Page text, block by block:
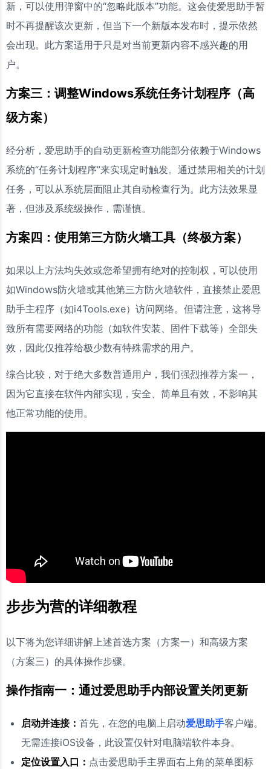
新，可以使用弹窗中的“忽略此版本”功能。这会使爱思助手暂
时不再提醒该次更新，但当下一个新版本发布时，提示依然
会出现。此方案适用于只是对当前更新内容不感兴趣的用
户。
方案三：调整Windows系统任务计划程序（高
级方案）
经分析，爱思助手的自动更新检查功能部分依赖于Windows
系统的“任务计划程序”来实现定时触发。通过禁用相关的计划
任务，可以从系统层面阻止其自动检查行为。此方法效果显
著，但涉及系统级操作，需谨慎。
方案四：使用第三方防火墙工具（终极方案）
如果以上方法均失效或您希望拥有绝对的控制权，可以使用
如Windows防火墙或其他第三方防火墙软件，直接禁止爱思
助手主程序（如i4Tools.exe）访问网络。但请注意，这将导
致所有需要网络的功能（如软件安装、固件下载等）全部失
效，因此仅推荐给极少数有特殊需求的用户。
综合比较，对于绝大多数普通用户，我们强烈推荐方案一，
因为它直接在软件内部实现，安全、简单且有效，不影响其
他正常功能的使用。
步步为营的详细教程
以下将为您详细讲解上述首选方案（方案一）和高级方案
（方案三）的具体操作步骤。
操作指南一：通过爱思助手内部设置关闭更新
启动并连接： 首先，在您的电脑上启动爱思助手客户端。
无需连接iOS设备，此设置仅针对电脑端软件本身。
定位设置入口： 点击爱思助手主界面右上角的菜单图标